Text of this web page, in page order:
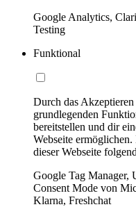
Google Analytics,
Testing
Funktional
Durch das
grundlegenden
bereitstellen und dir
Webseite
dieser Webseite
Google Tag Manager,
Consent Mode von
Klarna, Freshchat